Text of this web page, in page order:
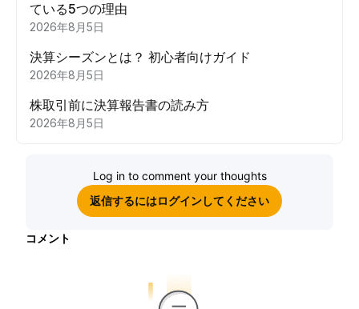
ている5つの理由
2026年8月5日
決算シーズンとは？ 初心者向けガイド
2026年8月5日
株取引前に決算報告書の読み方
2026年8月5日
Log in to comment your thoughts
返信するにはログインしてください
コメント